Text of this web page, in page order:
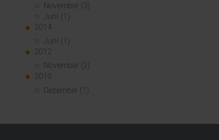
November (3)
Juni (1)
2014
Juni (1)
2012
November (2)
2010
Dezember (1)